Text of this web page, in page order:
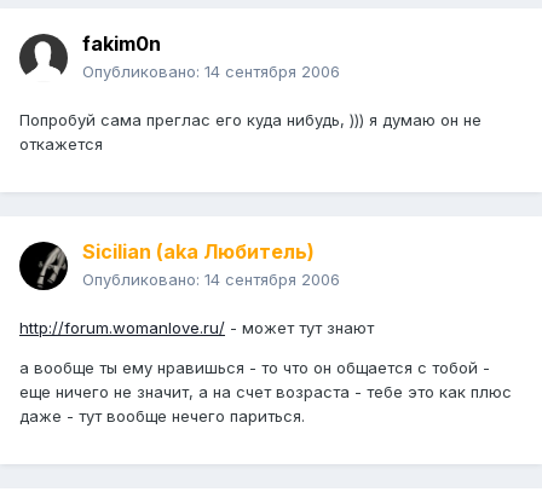
fakim0n
Опубликовано: 14 сентября 2006
Попробуй сама преглас его куда нибудь, ))) я думаю он не
откажется
Sicilian (aka Любитель)
Опубликовано: 14 сентября 2006
http://forum.womanlove.ru/ - может тут знают
а вообще ты ему нравишься - то что он общается с тобой -
еще ничего не значит, а на счет возраста - тебе это как плюс
даже - тут вообще нечего париться.